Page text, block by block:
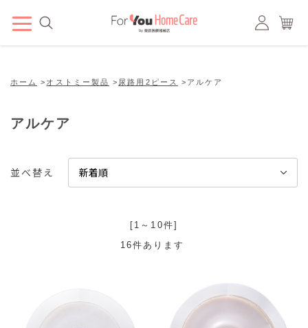
ホーム > オストミー製品 > 尿路用2ピース > アルケア
アルケア
並べ替え
[1～10件]
16件あります